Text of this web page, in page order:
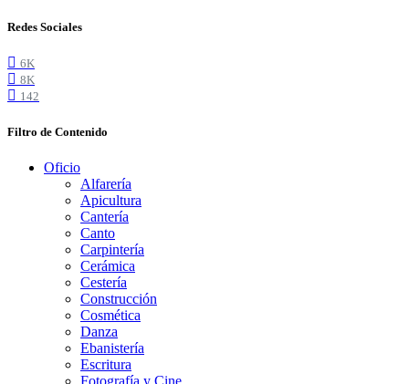
Redes Sociales
6K
8K
142
Filtro de Contenido
Oficio
Alfarería
Apicultura
Cantería
Canto
Carpintería
Cerámica
Cestería
Construcción
Cosmética
Danza
Ebanistería
Escritura
Fotografía y Cine